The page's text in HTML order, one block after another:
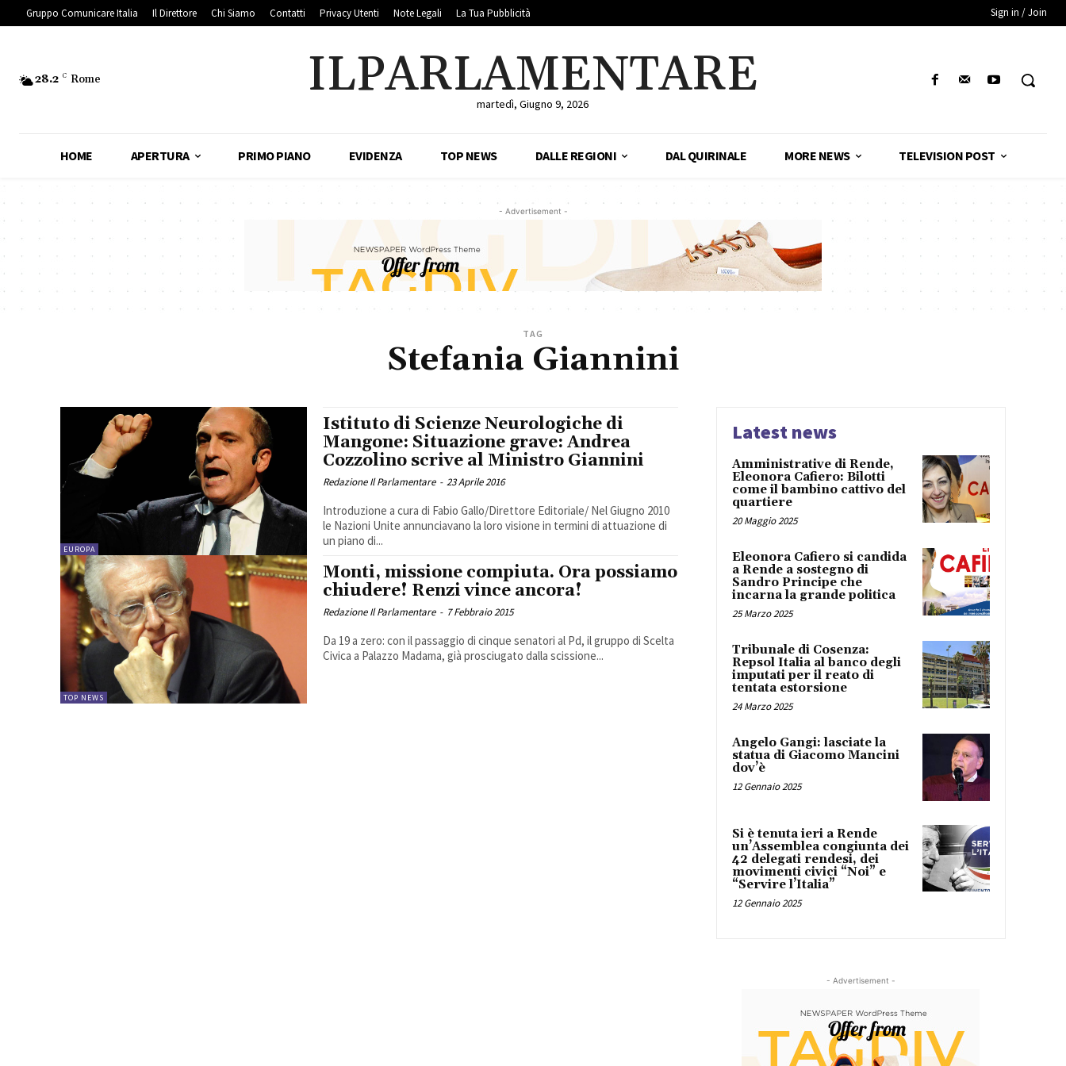
Gruppo Comunicare Italia Il Direttore Chi Siamo Contatti Privacy Utenti Note Legali La Tua Pubblicità Sign in / Join
28.2 C Rome ILPARLAMENTARE
martedì, Giugno 9, 2026
HOME APERTURA PRIMO PIANO EVIDENZA TOP NEWS DALLE REGIONI DAL QUIRINALE MORE NEWS TELEVISION POST
- Advertisement -
TAG
Stefania Giannini
EUROPA
Istituto di Scienze Neurologiche di
Mangone: Situazione grave: Andrea
Cozzolino scrive al Ministro Giannini
Redazione Il Parlamentare - 23 Aprile 2016
Introduzione a cura di Fabio Gallo/Direttore Editoriale/ Nel Giugno 2010
le Nazioni Unite annunciavano la loro visione in termini di attuazione di
un piano di...
TOP NEWS
Monti, missione compiuta. Ora possiamo
chiudere! Renzi vince ancora!
Redazione Il Parlamentare - 7 Febbraio 2015
Da 19 a zero: con il passaggio di cinque senatori al Pd, il gruppo di Scelta
Civica a Palazzo Madama, già prosciugato dalla scissione...
Latest news
Amministrative di Rende,
Eleonora Cafiero: Bilotti
come il bambino cattivo del
quartiere
20 Maggio 2025
Eleonora Cafiero si candida
a Rende a sostegno di
Sandro Principe che
incarna la grande politica
25 Marzo 2025
Tribunale di Cosenza:
Repsol Italia al banco degli
imputati per il reato di
tentata estorsione
24 Marzo 2025
Angelo Gangi: lasciate la
statua di Giacomo Mancini
dov’è
12 Gennaio 2025
Si è tenuta ieri a Rende
un’Assemblea congiunta dei
42 delegati rendesi, dei
movimenti civici “Noi” e
“Servire l’Italia”
12 Gennaio 2025
- Advertisement -